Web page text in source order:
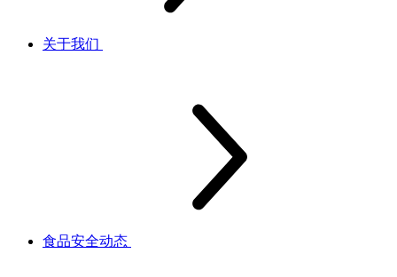
关于我们
食品安全动态